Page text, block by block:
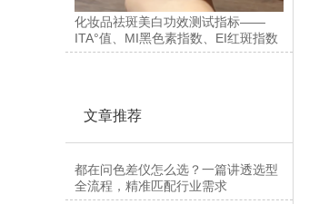
化妆品祛斑美白功效测试指标——
ITA°值、MI黑色素指数、EI红斑指数
文章推荐
都在问色差仪怎么选？一篇讲透选型
全流程，精准匹配行业需求